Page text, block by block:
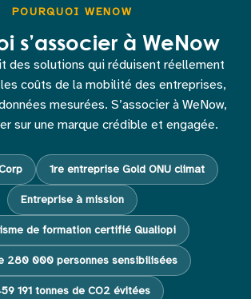
POURQUOI WENOW
s’associer à WeNow
des solutions qui réduisent réellement
coûts de la mobilité des entreprises,
mesurées. S’associer à WeNow,
sur une marque crédible et engagée.
1re entreprise Gold ONU climat
Entreprise à mission
de formation certifié Qualiopi
280 000 personnes sensibilisées
191 tonnes de CO2 évitées